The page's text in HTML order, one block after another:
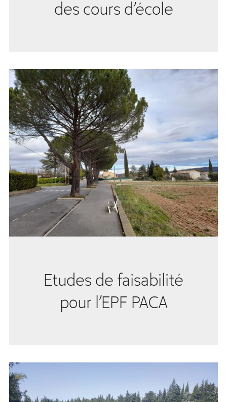
des cours d’école
Etudes de faisabilité
pour l’EPF PACA